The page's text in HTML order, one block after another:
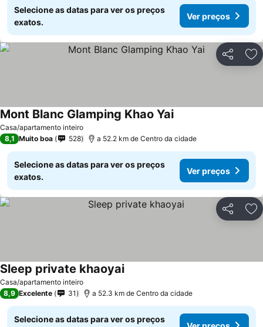
Selecione as datas para ver os preços
exatos.
Ver preços
Partilhar
Casa/apartamento inteiro
Mont Blanc Glamping Khao Yai
8,1 Muito boa 528 a 52.2 km de Centro da cidade
Selecione as datas para ver os preços
exatos.
Ver preços
Partilhar
Casa/apartamento inteiro
Sleep private khaoyai
8,9 Excelente 31 a 52.3 km de Centro da cidade
Selecione as datas para ver os preços